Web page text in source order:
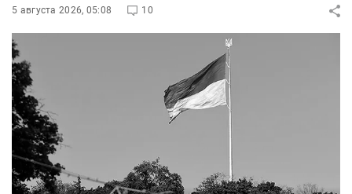
5 августа 2026, 05:08 10